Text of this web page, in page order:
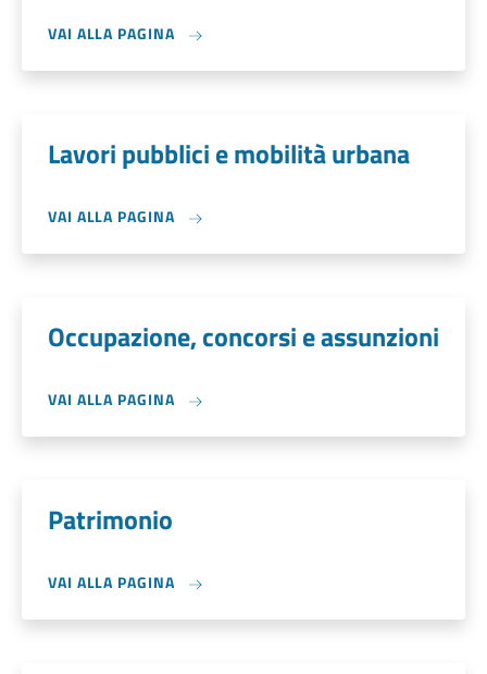
VAI ALLA PAGINA
Lavori pubblici e mobilità urbana
VAI ALLA PAGINA
Occupazione, concorsi e assunzioni
VAI ALLA PAGINA
Patrimonio
VAI ALLA PAGINA